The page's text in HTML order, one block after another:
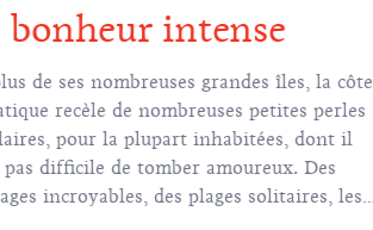
bonheur intense
de ses nombreuses grandes îles, la côte
recèle de nombreuses petites perles
pour la plupart inhabitées, dont il
pas difficile de tomber amoureux. Des
incroyables, des plages solitaires, les